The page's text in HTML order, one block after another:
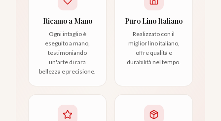
Ricamo a Mano
Ogni intaglio è
eseguito a mano,
testimoniando
un'arte di rara
bellezza e precisione.
Puro Lino Italiano
Realizzato con il
miglior lino italiano,
offre qualità e
durabilità nel tempo.